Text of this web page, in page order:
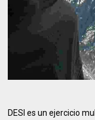
DESI es un ejercicio